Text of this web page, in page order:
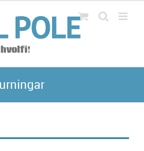
hvolfi!